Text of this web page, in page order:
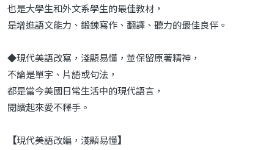
也是大學生和外文系學生的最佳教材，
是增進語文能力、鍛鍊寫作、翻譯、聽力的最佳良伴。
◆現代美語改寫，淺顯易懂，並保留原著精神，
不論是單字、片語或句法，
都是當今美國日常生活中的現代語言，
閱讀起來愛不釋手。
【現代美語改編，淺顯易懂】